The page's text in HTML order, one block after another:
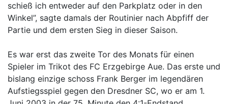
schieß ich entweder auf den Parkplatz oder in den
Winkel”, sagte damals der Routinier nach Abpfiff der
Partie und dem ersten Sieg in dieser Saison.
Es war erst das zweite Tor des Monats für einen
Spieler im Trikot des FC Erzgebirge Aue. Das erste und
bislang einzige schoss Frank Berger im legendären
Aufstiegsspiel gegen den Dresdner SC, wo er am 1.